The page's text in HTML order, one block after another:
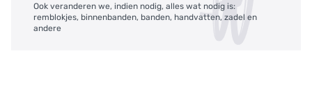
Ook veranderen we, indien nodig, alles wat nodig is:
remblokjes, binnenbanden, banden, handvatten, zadel en
andere